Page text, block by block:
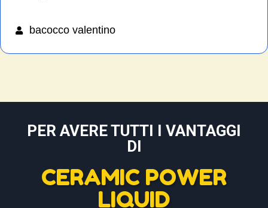
bacocco valentino
PER AVERE TUTTI I VANTAGGI
DI
CERAMIC POWER
LIQUID